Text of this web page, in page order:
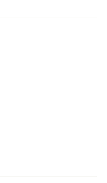
da ottobre a
simbolo del
il borgo di Murisengo